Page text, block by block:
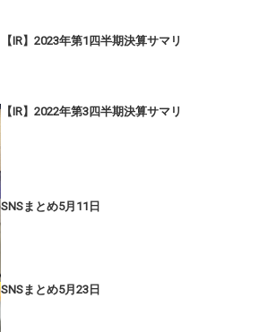
【IR】2023年第1四半期決算サマリ
【IR】2022年第3四半期決算サマリ
SNSまとめ5月11日
SNSまとめ5月23日